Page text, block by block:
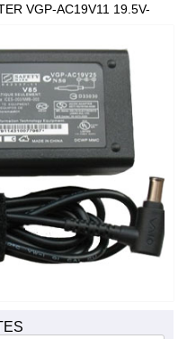
VGP-AC19V11 19.5V-